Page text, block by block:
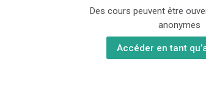
Des cours peuvent être
anonymes
Accéder en tant